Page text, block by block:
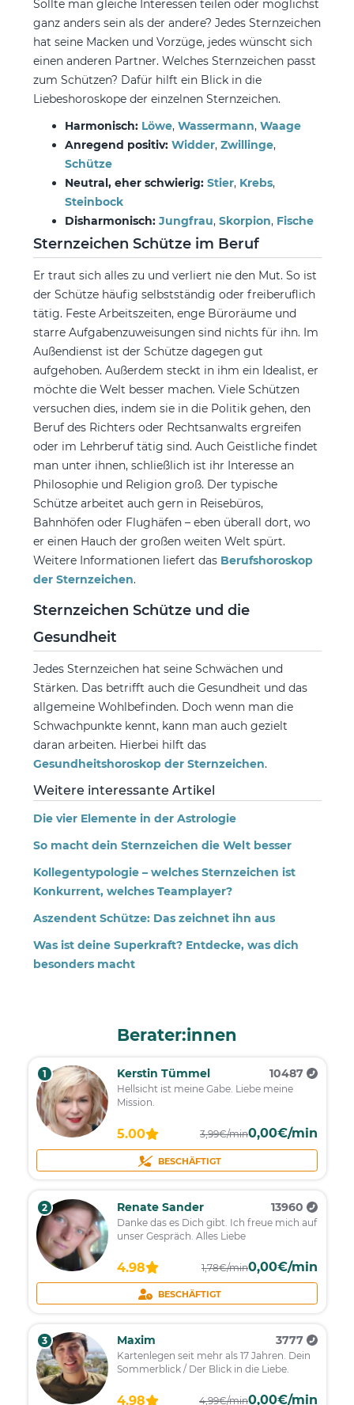
Sollte man gleiche Interessen teilen oder möglichst
ganz anders sein als der andere? Jedes Sternzeichen
hat seine Macken und Vorzüge, jedes wünscht sich
einen anderen Partner. Welches Sternzeichen passt
zum Schützen? Dafür hilft ein Blick in die
Liebeshoroskope der einzelnen Sternzeichen.
Harmonisch: Löwe, Wassermann, Waage
Anregend positiv: Widder, Zwillinge,
Schütze
Neutral, eher schwierig: Stier, Krebs,
Steinbock
Disharmonisch: Jungfrau, Skorpion, Fische
Sternzeichen Schütze im Beruf
Er traut sich alles zu und verliert nie den Mut. So ist
der Schütze häufig selbstständig oder freiberuflich
tätig. Feste Arbeitszeiten, enge Büroräume und
starre Aufgabenzuweisungen sind nichts für ihn. Im
Außendienst ist der Schütze dagegen gut
aufgehoben. Außerdem steckt in ihm ein Idealist, er
möchte die Welt besser machen. Viele Schützen
versuchen dies, indem sie in die Politik gehen, den
Beruf des Richters oder Rechtsanwalts ergreifen
oder im Lehrberuf tätig sind. Auch Geistliche findet
man unter ihnen, schließlich ist ihr Interesse an
Philosophie und Religion groß. Der typische
Schütze arbeitet auch gern in Reisebüros,
Bahnhöfen oder Flughäfen – eben überall dort, wo
er einen Hauch der großen weiten Welt spürt.
Weitere Informationen liefert das Berufshoroskop
der Sternzeichen.
Sternzeichen Schütze und die
Gesundheit
Jedes Sternzeichen hat seine Schwächen und
Stärken. Das betrifft auch die Gesundheit und das
allgemeine Wohlbefinden. Doch wenn man die
Schwachpunkte kennt, kann man auch gezielt
daran arbeiten. Hierbei hilft das
Gesundheitshoroskop der Sternzeichen.
Weitere interessante Artikel
Die vier Elemente in der Astrologie
So macht dein Sternzeichen die Welt besser
Kollegentypologie – welches Sternzeichen ist
Konkurrent, welches Teamplayer?
Aszendent Schütze: Das zeichnet ihn aus
Was ist deine Superkraft? Entdecke, was dich
besonders macht
Berater:innen
1 Kerstin Tümmel 10487
Hellsicht ist meine Gabe. Liebe meine
Mission.
5.00 3,99€/min0,00€/min
BESCHÄFTIGT
2 Renate Sander 13960
Danke das es Dich gibt. Ich freue mich auf
unser Gespräch. Alles Liebe
4.98 1,78€/min0,00€/min
BESCHÄFTIGT
3 Maxim 3777
Kartenlegen seit mehr als 17 Jahren. Dein
Sommerblick / Der Blick in die Liebe.
4.98 4,99€/min0,00€/min